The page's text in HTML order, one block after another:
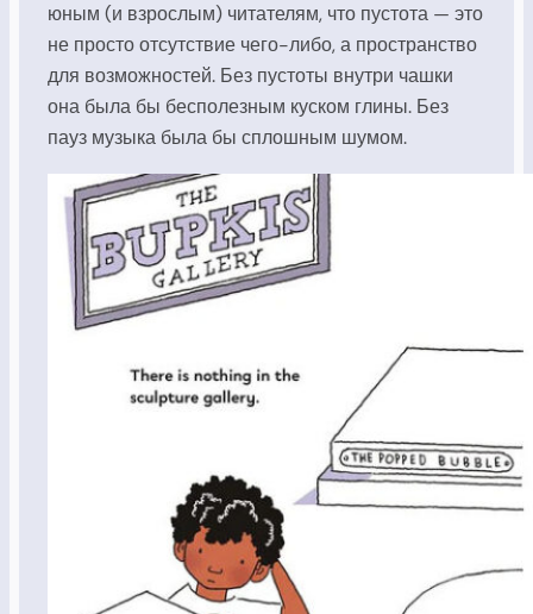
юным (и взрослым) читателям, что пустота — это
не просто отсутствие чего-либо, а пространство
для возможностей. Без пустоты внутри чашки
она была бы бесполезным куском глины. Без
пауз музыка была бы сплошным шумом.